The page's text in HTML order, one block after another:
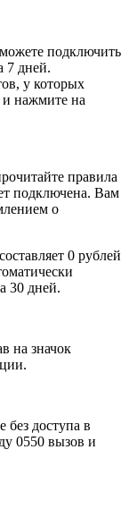
подключить
7 дней.
у которых
нажмите на
правила
подключена. Вам
о
0 рублей
30 дней.
на значок
доступа в
0550 вызов и